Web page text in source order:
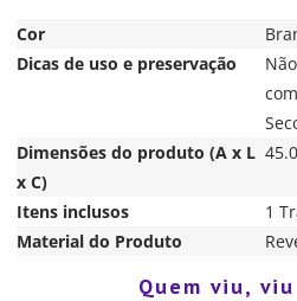
Cor
Dicas de uso e preservação
Dimensões do produto (A x L
x C)
Itens inclusos
1
Material do Produto
Quem viu,